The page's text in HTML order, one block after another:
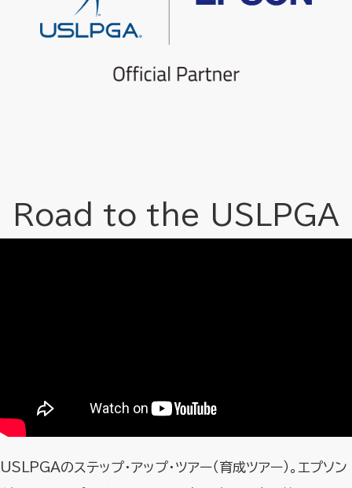
Road to the USLPGA
USLPGAのステップ・アップ・ツアー（育成ツアー）。エプソン